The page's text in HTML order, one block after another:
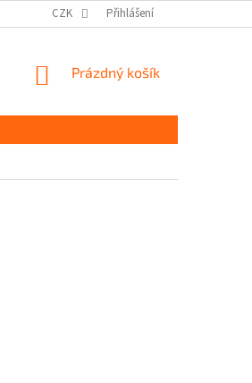
CZK Přihlášení
NÁKUPNÍ
Prázdný košík